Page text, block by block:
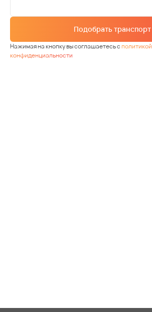
Подобрать транспорт
Нажимая на кнопку вы соглашаетесь сполитикой
конфиденциальности